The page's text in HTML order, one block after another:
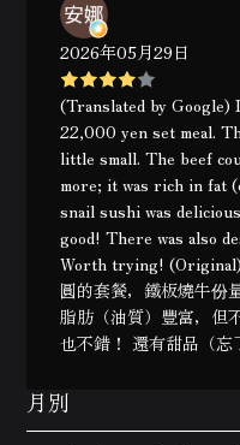
2026年05月29日
(Translated by
22,000 yen set meal.
little small. The beef
more; it was rich in fat
snail sushi was
good! There was also
Worth trying!
圓的套餐，鐵板燒牛份
脂肪（油質）豐富，但
也不錯！ 還有甜品（忘
月別